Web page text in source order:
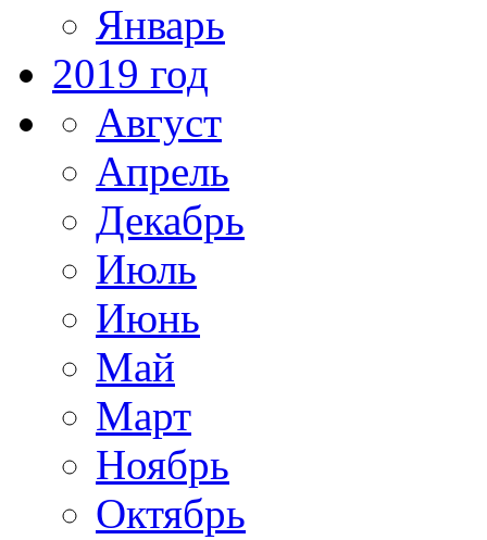
Январь
2019 год
Август
Апрель
Декабрь
Июль
Июнь
Май
Март
Ноябрь
Октябрь